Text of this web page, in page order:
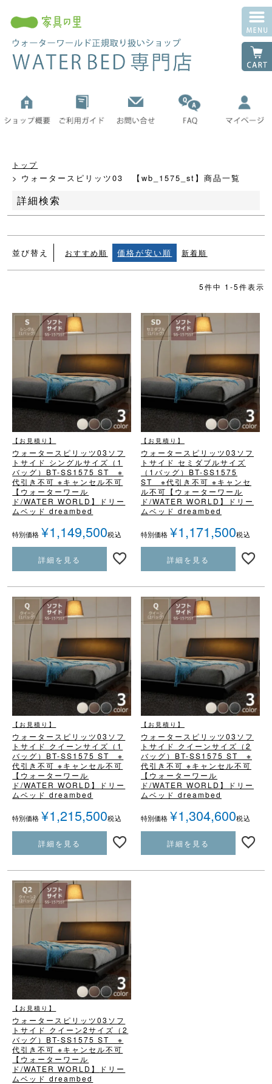
トップ
ウォータースピリッツ03 【wb_1575_st】商品一覧
詳細検索
並び順
登録順
価格が安い順
優先度順
レビュー順
検索
並び替え おすすめ順 価格が安い順 新着順
5件中 1 -5件表示
【お見積り】
ウォータースピリッツ03 ソフ
トサイド シングルサイズ（1
バッグ） BT-SS1575 ST ※
代引き不可 ※キャンセル不可
【ウォーターワール
ド/WATER WORLD】
ドリー
ムベッド dreambed
特別価格 ¥1,149,500税込
詳細を見る
【お見積り】
ウォータースピリッツ03 ソフ
トサイド セミダブルサイズ
（1バッグ） BT-SS1575
ST ※代引き不可 ※キャンセ
ル不可 【ウォーターワール
ド/WATER WORLD】
ドリー
ムベッド dreambed
特別価格 ¥1,171,500税込
詳細を見る
【お見積り】
ウォータースピリッツ03 ソフ
トサイド クイーンサイズ（1
バッグ） BT-SS1575 ST ※
代引き不可 ※キャンセル不可
【ウォーターワール
ド/WATER WORLD】
ドリー
ムベッド dreambed
特別価格 ¥1,215,500税込
詳細を見る
【お見積り】
ウォータースピリッツ03 ソフ
トサイド クイーンサイズ（2
バッグ） BT-SS1575 ST ※
代引き不可 ※キャンセル不可
【ウォーターワール
ド/WATER WORLD】
ドリー
ムベッド dreambed
特別価格 ¥1,304,600税込
詳細を見る
【お見積り】
ウォータースピリッツ03 ソフ
トサイド クイーン2サイズ（2
バッグ） BT-SS1575 ST ※
代引き不可 ※キャンセル不可
【ウォーターワール
ド/WATER WORLD】
ドリー
ムベッド dreambed